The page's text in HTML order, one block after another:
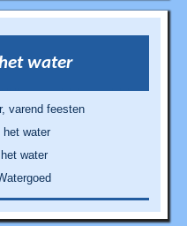
water
varend feesten
het water
water